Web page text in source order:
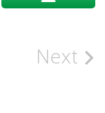
Next